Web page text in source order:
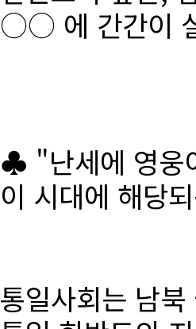
○○ 에 간간이
♣ "난세에 영웅
이 시대에 해당
통일사회는 남